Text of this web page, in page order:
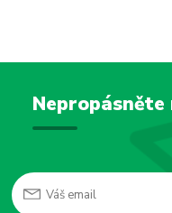
Nepropásněte